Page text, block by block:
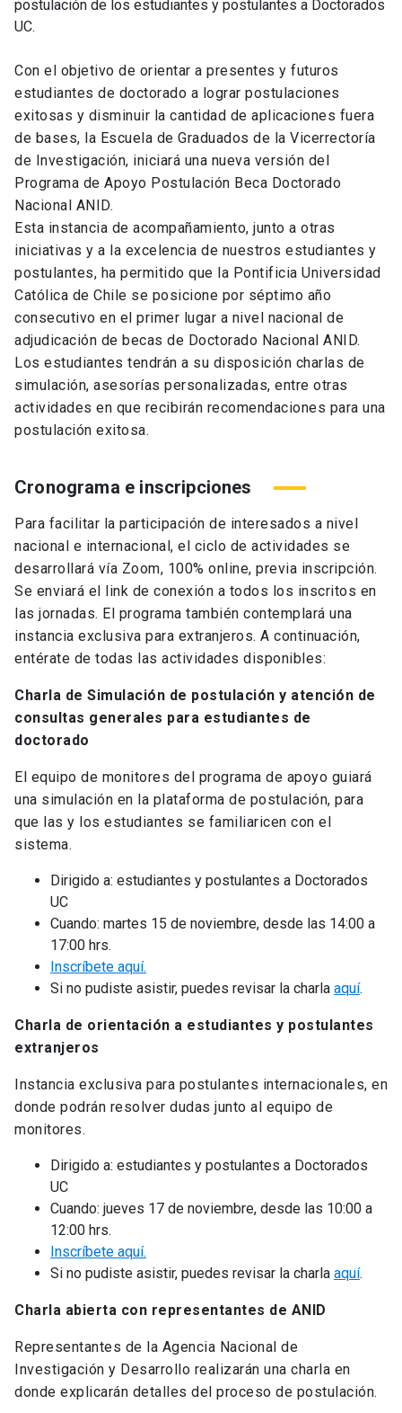
postulación de los estudiantes y postulantes a Doctorados
UC.
Con el objetivo de orientar a presentes y futuros
estudiantes de doctorado a lograr postulaciones
exitosas y disminuir la cantidad de aplicaciones fuera
de bases, la Escuela de Graduados de la Vicerrectoría
de Investigación, iniciará una nueva versión del
Programa de Apoyo Postulación Beca Doctorado
Nacional ANID.
Esta instancia de acompañamiento, junto a otras
iniciativas y a la excelencia de nuestros estudiantes y
postulantes, ha permitido que la Pontificia Universidad
Católica de Chile se posicione por séptimo año
consecutivo en el primer lugar a nivel nacional de
adjudicación de becas de Doctorado Nacional ANID.
Los estudiantes tendrán a su disposición charlas de
simulación, asesorías personalizadas, entre otras
actividades en que recibirán recomendaciones para una
postulación exitosa.
Cronograma e inscripciones
Para facilitar la participación de interesados a nivel
nacional e internacional, el ciclo de actividades se
desarrollará vía Zoom, 100% online, previa inscripción.
Se enviará el link de conexión a todos los inscritos en
las jornadas. El programa también contemplará una
instancia exclusiva para extranjeros. A continuación,
entérate de todas las actividades disponibles:
Charla de Simulación de postulación y atención de
consultas generales para estudiantes de
doctorado
El equipo de monitores del programa de apoyo guiará
una simulación en la plataforma de postulación, para
que las y los estudiantes se familiaricen con el
sistema.
Dirigido a: estudiantes y postulantes a Doctorados
UC
Cuando: martes 15 de noviembre, desde las 14:00 a
17:00 hrs.
Inscríbete aquí.
Si no pudiste asistir, puedes revisar la charla aquí.
Charla de orientación a estudiantes y postulantes
extranjeros
Instancia exclusiva para postulantes internacionales, en
donde podrán resolver dudas junto al equipo de
monitores.
Dirigido a: estudiantes y postulantes a Doctorados
UC
Cuando: jueves 17 de noviembre, desde las 10:00 a
12:00 hrs.
Inscríbete aquí.
Si no pudiste asistir, puedes revisar la charla aquí.
Charla abierta con representantes de ANID
Representantes de la Agencia Nacional de
Investigación y Desarrollo realizarán una charla en
donde explicarán detalles del proceso de postulación.